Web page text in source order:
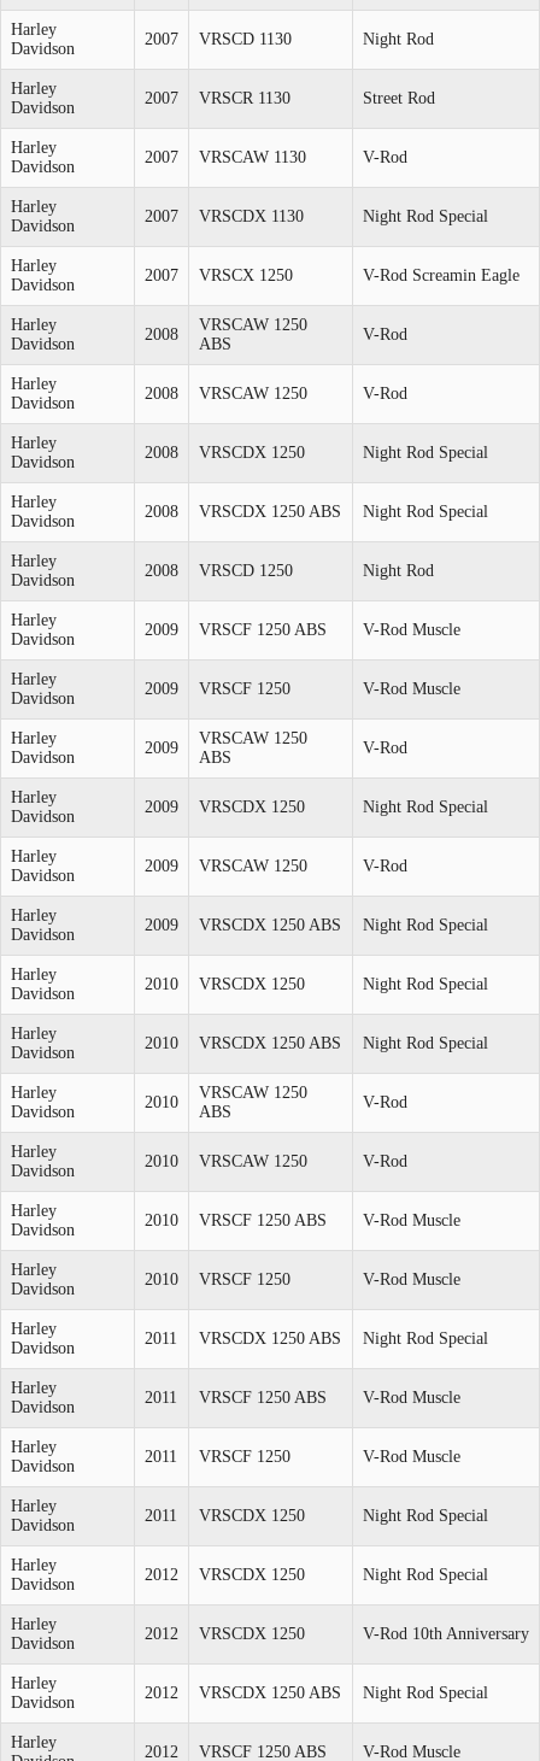
Harley
Davidson
2007 VRSCD 1130 Night Rod
Harley
Davidson
2007 VRSCR 1130 Street Rod
Harley
Davidson
2007 VRSCAW 1130 V-Rod
Harley
Davidson
2007 VRSCDX 1130 Night Rod Special
Harley
Davidson
2007 VRSCX 1250 V-Rod Screamin Eagle
Harley
Davidson
2008
VRSCAW 1250
ABS
V-Rod
Harley
Davidson
2008 VRSCAW 1250 V-Rod
Harley
Davidson
2008 VRSCDX 1250 Night Rod Special
Harley
Davidson
2008 VRSCDX 1250 ABS Night Rod Special
Harley
Davidson
2008 VRSCD 1250 Night Rod
Harley
Davidson
2009 VRSCF 1250 ABS V-Rod Muscle
Harley
Davidson
2009 VRSCF 1250 V-Rod Muscle
Harley
Davidson
2009
VRSCAW 1250
ABS
V-Rod
Harley
Davidson
2009 VRSCDX 1250 Night Rod Special
Harley
Davidson
2009 VRSCAW 1250 V-Rod
Harley
Davidson
2009 VRSCDX 1250 ABS Night Rod Special
Harley
Davidson
2010 VRSCDX 1250 Night Rod Special
Harley
Davidson
2010 VRSCDX 1250 ABS Night Rod Special
Harley
Davidson
2010
VRSCAW 1250
ABS
V-Rod
Harley
Davidson
2010 VRSCAW 1250 V-Rod
Harley
Davidson
2010 VRSCF 1250 ABS V-Rod Muscle
Harley
Davidson
2010 VRSCF 1250 V-Rod Muscle
Harley
Davidson
2011 VRSCDX 1250 ABS Night Rod Special
Harley
Davidson
2011 VRSCF 1250 ABS V-Rod Muscle
Harley
Davidson
2011 VRSCF 1250 V-Rod Muscle
Harley
Davidson
2011 VRSCDX 1250 Night Rod Special
Harley
Davidson
2012 VRSCDX 1250 Night Rod Special
Harley
Davidson
2012 VRSCDX 1250 V-Rod 10th Anniversary
Harley
Davidson
2012 VRSCDX 1250 ABS Night Rod Special
Harley
2012 VRSCF 1250 ABS V-Rod Muscle